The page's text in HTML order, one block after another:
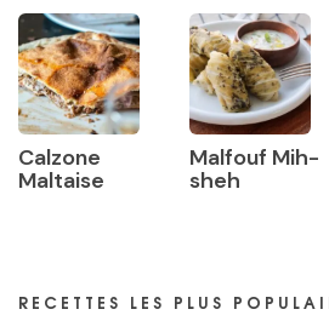
Calzone
Maltaise
Malfouf Mih-
sheh
RECETTES LES PLUS